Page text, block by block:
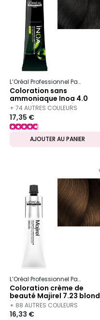
L’Oréal Professionnel Paris
Coloration sans
ammoniaque Inoa 4.0
châtain ultra profond
fondamentale
+ 74 AUTRES COULEURS
DISPONIBLES
17,35 €
AJOUTER AU PANIER
L’Oréal Professionnel Paris
Coloration crème de
beauté Majirel 7.23 blond
irisé doré
+ 88 AUTRES COULEURS
DISPONIBLES
16,33 €